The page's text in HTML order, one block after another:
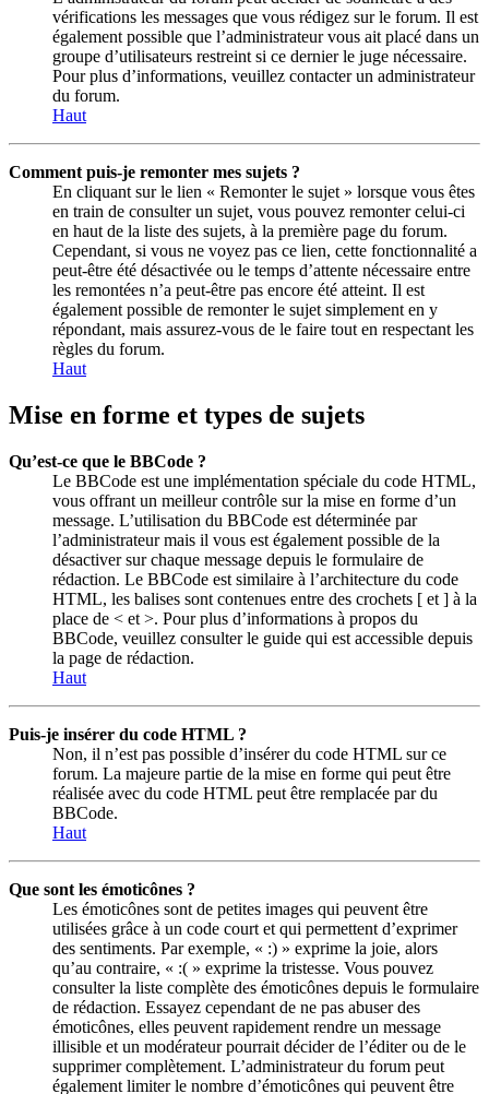
vérifications les messages que vous rédigez sur le forum. Il est
également possible que l’administrateur vous ait placé dans un
groupe d’utilisateurs restreint si ce dernier le juge nécessaire.
Pour plus d’informations, veuillez contacter un administrateur
du forum.
Haut
Comment puis-je remonter mes sujets ?
En cliquant sur le lien « Remonter le sujet » lorsque vous êtes
en train de consulter un sujet, vous pouvez remonter celui-ci
en haut de la liste des sujets, à la première page du forum.
Cependant, si vous ne voyez pas ce lien, cette fonctionnalité a
peut-être été désactivée ou le temps d’attente nécessaire entre
les remontées n’a peut-être pas encore été atteint. Il est
également possible de remonter le sujet simplement en y
répondant, mais assurez-vous de le faire tout en respectant les
règles du forum.
Haut
Mise en forme et types de sujets
Qu’est-ce que le BBCode ?
Le BBCode est une implémentation spéciale du code HTML,
vous offrant un meilleur contrôle sur la mise en forme d’un
message. L’utilisation du BBCode est déterminée par
l’administrateur mais il vous est également possible de la
désactiver sur chaque message depuis le formulaire de
rédaction. Le BBCode est similaire à l’architecture du code
HTML, les balises sont contenues entre des crochets [ et ] à la
place de < et >. Pour plus d’informations à propos du
BBCode, veuillez consulter le guide qui est accessible depuis
la page de rédaction.
Haut
Puis-je insérer du code HTML ?
Non, il n’est pas possible d’insérer du code HTML sur ce
forum. La majeure partie de la mise en forme qui peut être
réalisée avec du code HTML peut être remplacée par du
BBCode.
Haut
Que sont les émoticônes ?
Les émoticônes sont de petites images qui peuvent être
utilisées grâce à un code court et qui permettent d’exprimer
des sentiments. Par exemple, « :) » exprime la joie, alors
qu’au contraire, « :( » exprime la tristesse. Vous pouvez
consulter la liste complète des émoticônes depuis le formulaire
de rédaction. Essayez cependant de ne pas abuser des
émoticônes, elles peuvent rapidement rendre un message
illisible et un modérateur pourrait décider de l’éditer ou de le
supprimer complètement. L’administrateur du forum peut
également limiter le nombre d’émoticônes qui peuvent être